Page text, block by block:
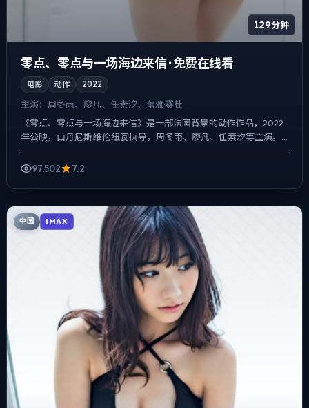
129分钟
零点、零点与一场海边来信 · 免费在线看
电影 动作 2022
主演： 周冬雨、廖凡、任素汐、蕾雅·赛杜
《零点、零点与一场海边来信》是一部法国背景的动作作品，2022
年公映，由丹尼斯·维伦纽瓦执导，周冬雨、廖凡、任素汐等主演。
节奏先抑后扬，前半段铺陈日常，后半段陡然收紧，一场意外...
97,502
7.2
中国 IMAX